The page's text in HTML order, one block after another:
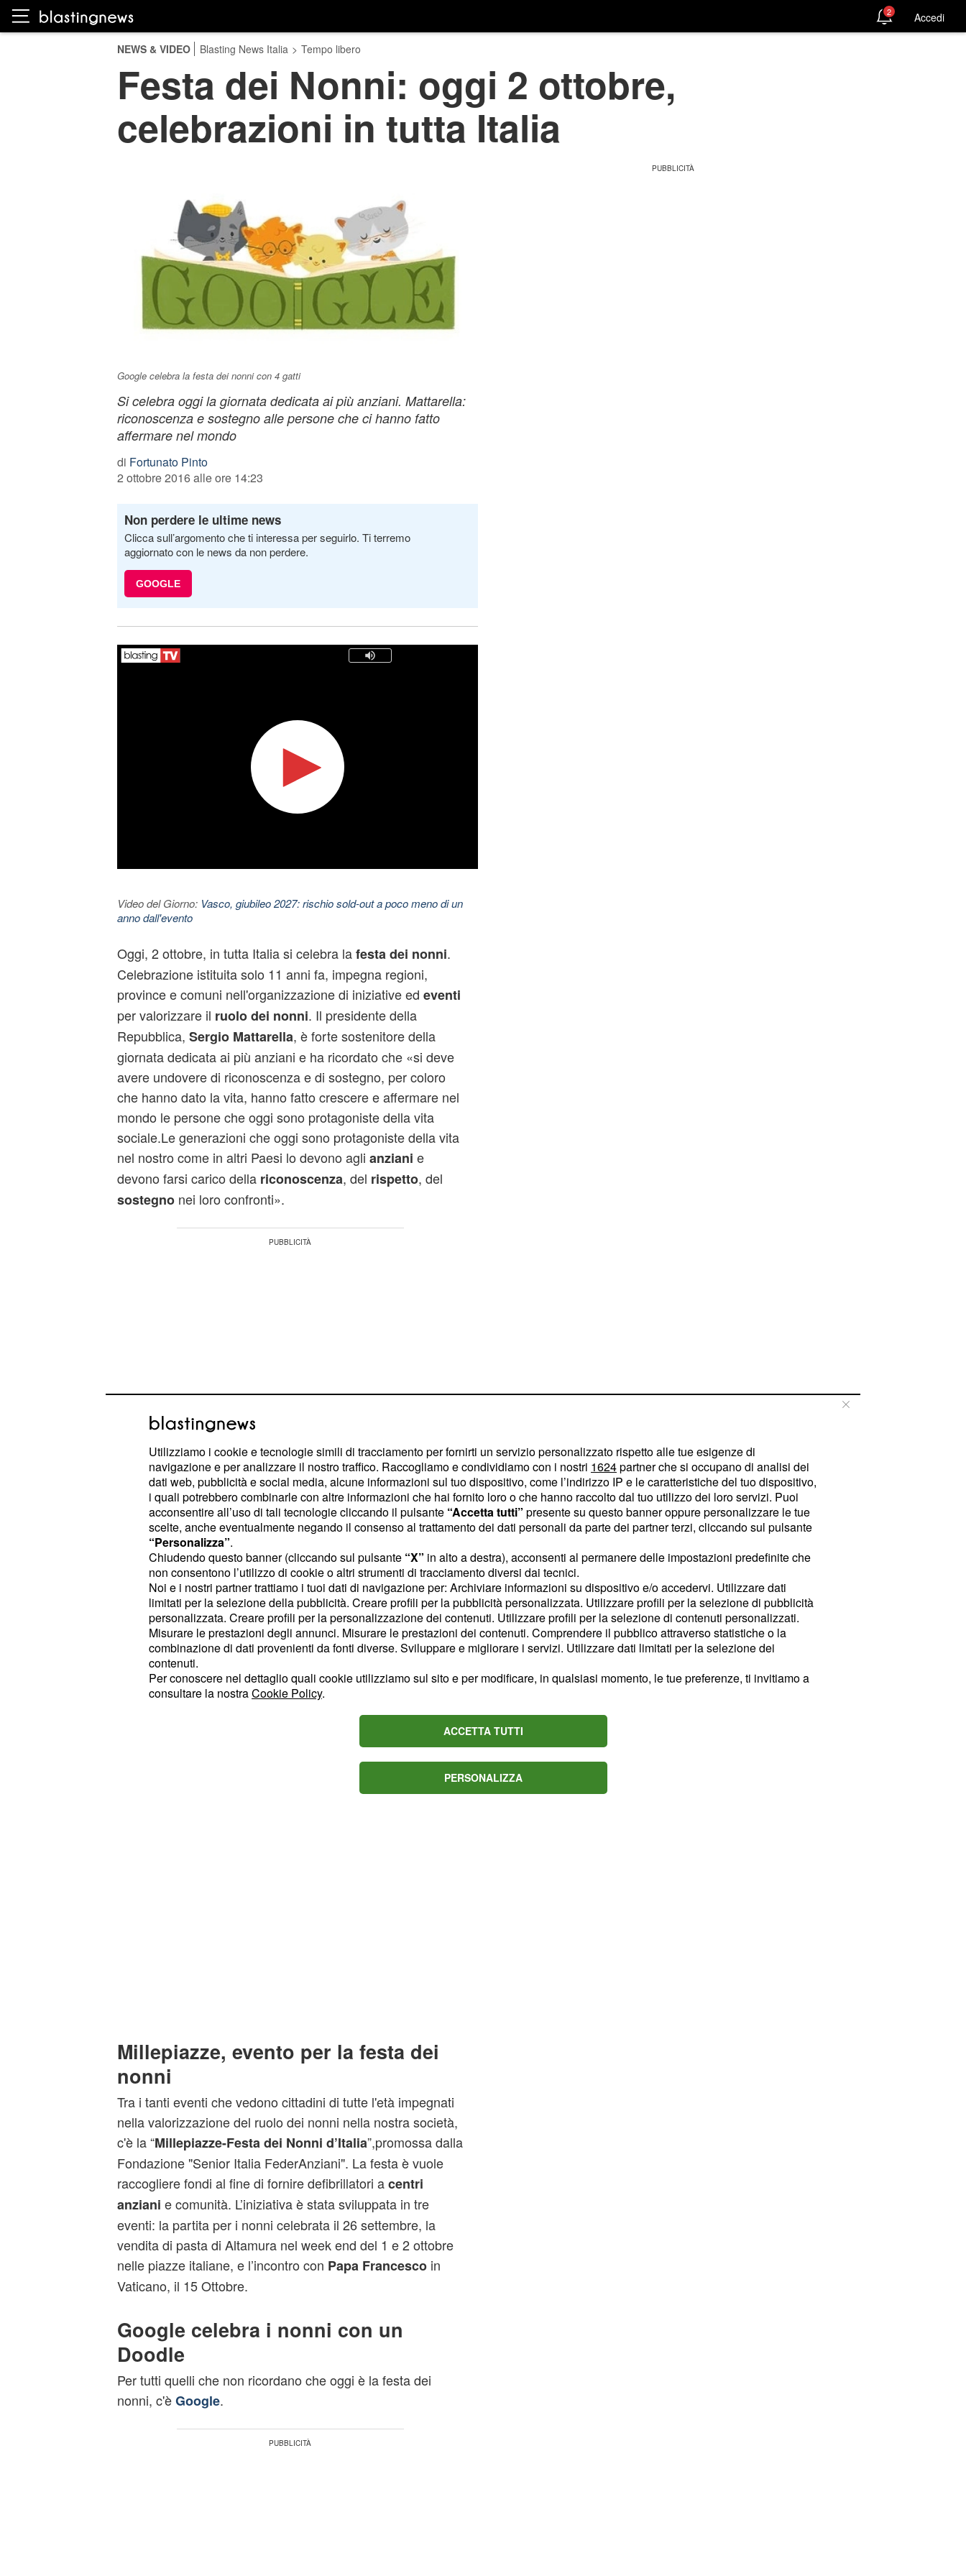
2 Accedi
NEWS & VIDEO Blasting News Italia > Tempo libero
Festa dei Nonni: oggi 2 ottobre,
celebrazioni in tutta Italia
Google celebra la festa dei nonni con 4 gatti
Si celebra oggi la giornata dedicata ai più anziani. Mattarella:
riconoscenza e sostegno alle persone che ci hanno fatto
affermare nel mondo
di Fortunato Pinto
2 ottobre 2016 alle ore 14:23
Non perdere le ultime news
Clicca sull’argomento che ti interessa per seguirlo. Ti terremo
aggiornato con le news da non perdere.
GOOGLE
Video del Giorno: Vasco, giubileo 2027: rischio sold-out a poco meno di un
anno dall'evento
Oggi, 2 ottobre, in tutta Italia si celebra lafesta dei nonni.
Celebrazione istituita solo 11 anni fa, impegna regioni,
province e comuni nell'organizzazione di iniziative ed eventi
per valorizzare il ruolo dei nonni. Il presidente della
Repubblica, Sergio Mattarella, è forte sostenitore della
giornata dedicata ai più anziani e ha ricordato che «si deve
avere undovere di riconoscenza e di sostegno, per coloro
che hanno dato la vita, hanno fatto crescere e affermare nel
mondo le persone che oggi sono protagoniste della vita
sociale.Le generazioni che oggi sono protagoniste della vita
nel nostro come in altri Paesi lo devono agli anziani e
devono farsi carico della riconoscenza, del rispetto, del
sostegnonei loro confronti».
Festa dei nonni, in Italia si celebra
dal 2005
In Italia, la festa dei nonni è nata grazie al
ufficialeper lafesta dei nonnifondato nel 1997. Con la
legge 159 del 2005 è stata fissata la ricorrenza per il giorno
2 ottobre di ogni anno, la data è stata scelta anche per la
coincidenza con la il calendario dei santi cattolico che vede
cadere nel secondo giorno di di ottobre il ricordo liturgico
Angeli Custodi
. Durante la festa dei nonni la
Presidenza della Repubblica consegna anche il «Premio
nazionaledel nonno e della nonna d'Italia», assegnato
annualmente a dieci nonni. I vincitori sono decisi in base a
una graduatoria compilata dall'apposita commissione del
Ministero del lavoro e delle politiche sociali e del MIUR .
Millepiazze, evento per la festa dei
nonni
Tra i tanti eventi che vedono cittadini di tutte l'età impegnati
nella valorizzazione del ruolo dei nonni nella nostra società,
c'è la “Millepiazze-Festa dei Nonni d’Italia”,promossa dalla
Fondazione "Senior Italia FederAnziani". La festa è vuole
raccogliere fondi al fine di fornire defibrillatori acentri
anziani e comunità. L’iniziativa è stata sviluppata in tre
eventi: la partita per i nonni celebrata il 26 settembre, la
vendita di pasta di Altamura nel week end del 1 e 2 ottobre
nelle piazze italiane, e l’incontro con Papa Francescoin
Vaticano, il 15 Ottobre.
Google celebra i nonni con un
Doodle
Per tutti quelli che non ricordano che oggi è la festa dei
nonni, c'èGoogle.
Utilizziamo i cookie e tecnologie simili di tracciamento per fornirti un servizio personalizzato rispetto alle tue esigenze di
navigazione e per analizzare il nostro traffico. Raccogliamo e condividiamo con i nostri 1624partner che si occupano di analisi dei
dati web, pubblicità e social media, alcune informazioni sul tuo dispositivo, come l’indirizzo IP e le caratteristiche del tuo dispositivo,
i quali potrebbero combinarle con altre informazioni che hai fornito loro o che hanno raccolto dal tuo utilizzo dei loro servizi. Puoi
acconsentire all’uso di tali tecnologie cliccando il pulsante “Accetta tutti” presente su questo banner oppure personalizzare le tue
scelte, anche eventualmente negando il consenso al trattamento dei dati personali da parte dei partner terzi, cliccando sul pulsante
“Personalizza”.
Chiudendo questo banner (cliccando sul pulsante “X” in alto a destra), acconsenti al permanere delle impostazioni predefinite che
non consentono l’utilizzo di cookie o altri strumenti di tracciamento diversi dai tecnici.
Noi e i nostri partner trattiamo i tuoi dati di navigazione per: Archiviare informazioni su dispositivo e/o accedervi. Utilizzare dati
limitati per la selezione della pubblicità. Creare profili per la pubblicità personalizzata. Utilizzare profili per la selezione di pubblicità
personalizzata. Creare profili per la personalizzazione dei contenuti. Utilizzare profili per la selezione di contenuti personalizzati.
Misurare le prestazioni degli annunci. Misurare le prestazioni dei contenuti. Comprendere il pubblico attraverso statistiche o la
combinazione di dati provenienti da fonti diverse. Sviluppare e migliorare i servizi. Utilizzare dati limitati per la selezione dei
contenuti.
Per conoscere nel dettaglio quali cookie utilizziamo sul sito e per modificare, in qualsiasi momento, le tue preferenze, ti invitiamo a
consultare la nostraCookie Policy.
ACCETTA TUTTI
PERSONALIZZA